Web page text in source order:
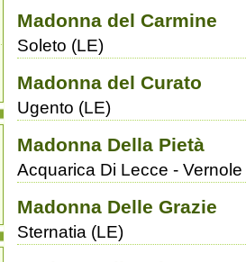
Madonna del Carmine
Soleto (LE)
Madonna del Curato
Ugento (LE)
Madonna Della Pietà
Acquarica Di Lecce - Vernole
Madonna Delle Grazie
Sternatia (LE)